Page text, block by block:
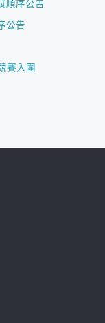
順序公告
公告
賽入圍